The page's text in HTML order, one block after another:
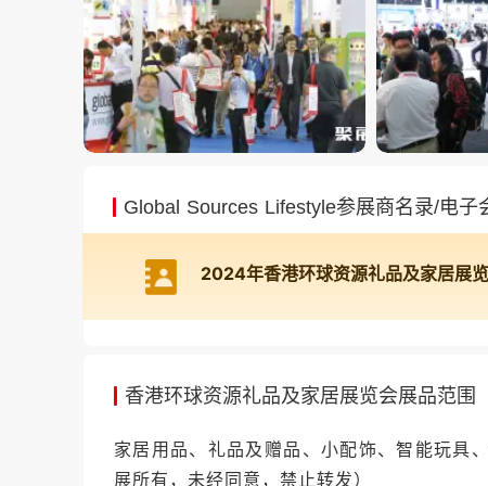
Global Sources Lifestyle参展商名录/电子
香港环球资源礼品及家居展览会展品范围
家居用品、礼品及赠品、小配饰、智能玩具
展所有，未经同意，禁止转发）